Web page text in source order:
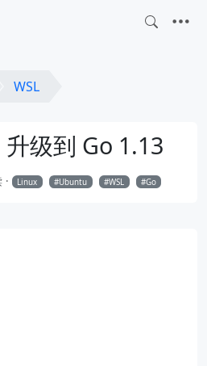
WSL
级到 Go 1.13
Linux Ubuntu WSL Go